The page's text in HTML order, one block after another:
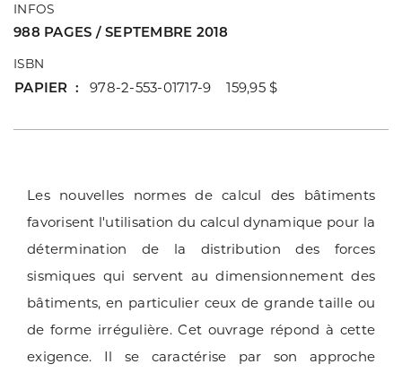
INFOS
988 PAGES / SEPTEMBRE 2018
ISBN
PAPIER 978-2-553-01717-9 159,95 $
Les nouvelles normes de calcul des bâtiments
favorisent l'utilisation du calcul dynamique pour la
détermination de la distribution des forces
sismiques qui servent au dimensionnement des
bâtiments, en particulier ceux de grande taille ou
de forme irrégulière. Cet ouvrage répond à cette
exigence. Il se caractérise par son approche